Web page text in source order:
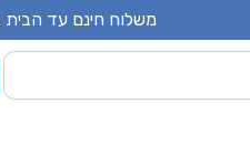
משלוח חינם עד הבית